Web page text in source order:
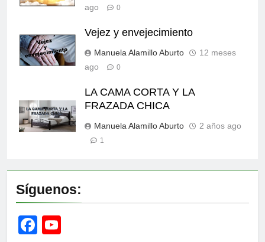
ago
0
Vejez y envejecimiento
Manuela Alamillo Aburto
12 meses
ago
0
LA CAMA CORTA Y LA
FRAZADA CHICA
Manuela Alamillo Aburto 2 años ago
1
Síguenos:
Facebook